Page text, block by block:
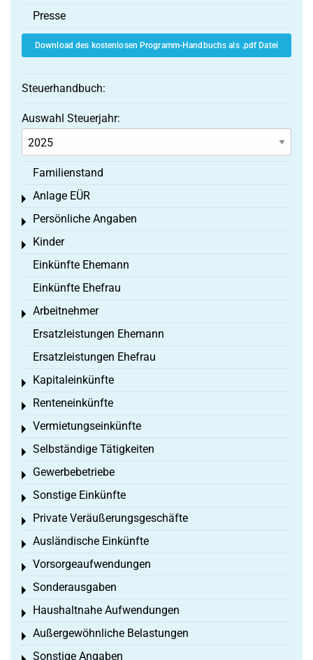
Presse
Download des kostenlosen Programm-Handbuchs als .pdf Datei
Steuerhandbuch:
Auswahl Steuerjahr:
Familienstand
Anlage EÜR
Toggle menu
Persönliche Angaben
Toggle menu
Kinder
Toggle menu
Einkünfte Ehemann
Einkünfte Ehefrau
Arbeitnehmer
Toggle menu
Ersatzleistungen Ehemann
Ersatzleistungen Ehefrau
Kapitaleinkünfte
Toggle menu
Renteneinkünfte
Toggle menu
Vermietungseinkünfte
Toggle menu
Selbständige Tätigkeiten
Toggle menu
Gewerbebetriebe
Toggle menu
Sonstige Einkünfte
Toggle menu
Private Veräußerungsgeschäfte
Toggle menu
Ausländische Einkünfte
Toggle menu
Vorsorgeaufwendungen
Toggle menu
Sonderausgaben
Toggle menu
Haushaltnahe Aufwendungen
Toggle menu
Außergewöhnliche Belastungen
Toggle menu
Sonstige Angaben